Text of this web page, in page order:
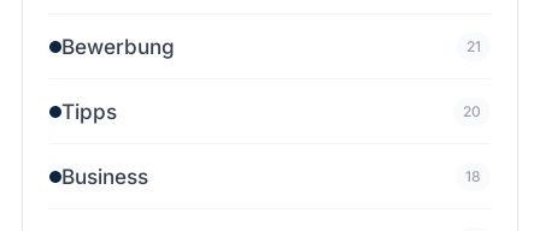
Bewerbung 21
Tipps 20
Business 18